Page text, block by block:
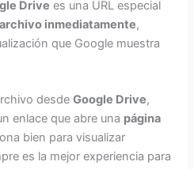
Drive es una URL especial
inmediatamente,
que Google muestra
desdeGoogle Drive,
enlace que abre una página
bien para visualizar
es la mejor experiencia para